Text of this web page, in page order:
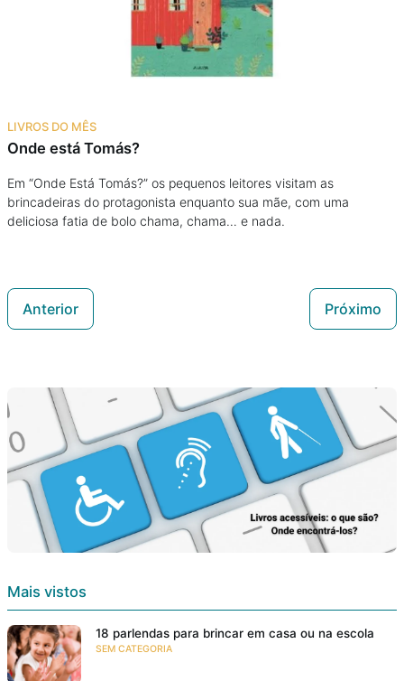
LIVROS DO MÊS
Onde está Tomás?
Em “Onde Está Tomás?” os pequenos leitores visitam as
brincadeiras do protagonista enquanto sua mãe, com uma
deliciosa fatia de bolo chama, chama… e nada.
Anterior Próximo
Mais vistos
18 parlendas para brincar em casa ou na escola
SEM CATEGORIA